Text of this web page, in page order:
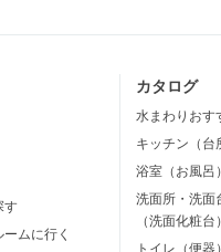
す
ムに行く
カタログ
水まわりおす
キッチン（台
浴室（お風呂）
洗面所・洗面
（洗面化粧台）
トイレ（便器